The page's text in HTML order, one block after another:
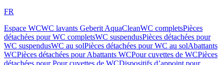
FR
Espace WCWC lavants Geberit AquaCleanWC completsPièces
détachées pour WC completsWC suspendusPièces détachées pour
WC suspendusWC au solPièces détachées pour WC au solAbattants
WCPièces détachées pour Abattants WCPour cuvettes de WCPièces
détachées pour Pour cuvettes de WCDispositifs d’appoint pour